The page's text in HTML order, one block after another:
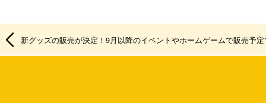
新グッズの販売が決定！9月以降のイベントやホームゲームで販売予